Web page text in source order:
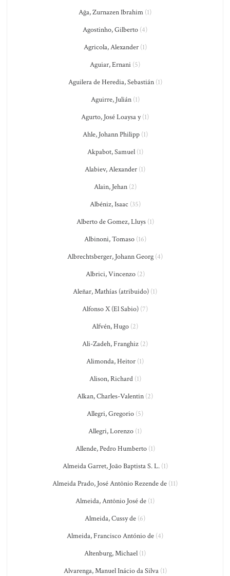
Ağa, Zurnazen Ibrahim (1)
Agostinho, Gilberto (4)
Agricola, Alexander(1)
Aguiar, Ernani (5)
Aguilera de Heredia, Sebastián(1)
Aguirre, Julián(1)
Agurto, José Loaysa y(1)
Ahle, Johann Philipp(1)
Akpabot, Samuel(1)
Alabiev, Alexander (1)
Alain, Jehan(2)
Albéniz, Isaac (35)
Alberto de Gomez, Lluys(1)
Albinoni, Tomaso(16)
Albrechtsberger, Johann Georg (4)
Albrici, Vincenzo(2)
Aleñar, Mathías (atribuido) (1)
Alfonso X (El Sabio) (7)
Alfvén, Hugo (2)
Ali-Zadeh, Franghiz (2)
Alimonda, Heitor (1)
Alison, Richard(1)
Alkan, Charles-Valentin (2)
Allegri, Gregorio (5)
Allegri, Lorenzo (1)
Allende, Pedro Humberto(1)
Almeida Garret, João Baptista S. L.(1)
Almeida Prado, José Antônio Rezende de (11)
Almeida, Antônio José de (1)
Almeida, Cussy de (6)
Almeida, Francisco António de (4)
Altenburg, Michael (1)
Alvarenga, Manuel Inácio da Silva(1)